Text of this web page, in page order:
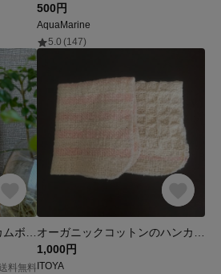
500円
AquaMarine
5.0 (147)
送料無料
1,000円
ITOYA